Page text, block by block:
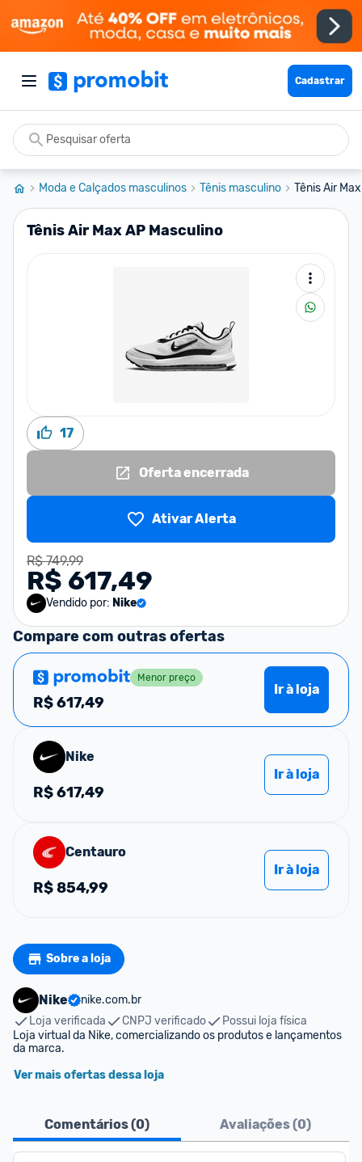
Cadastrar
Moda e Calçados masculinos Tênis masculino Tênis Air
Tênis Air Max AP Masculino
17
Oferta encerrada
Ativar Alerta
R$ 749,99
R$ 617,49
Vendido por: Nike
Compare com outras ofertas
Menor preço
R$617,49
Ir à loja
Nike
R$617,49
Ir à loja
Centauro
R$854,99
Ir à loja
Sobre a loja
Nike
nike.com.br
Loja verificada
CNPJ verificado
Possui loja física
Loja virtual da Nike, comercializando os produtos e lançamentos
da marca.
Ver mais ofertas dessa loja
Comentários (0) Avaliações (0)